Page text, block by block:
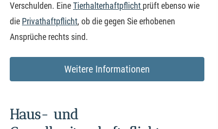
Verschulden. EineTierhalterhaftpflicht prüft ebenso wie
die Privathaftpflicht, ob die gegen Sie erhobenen
Ansprüche rechts sind.
Weitere Informationen
Haus- und